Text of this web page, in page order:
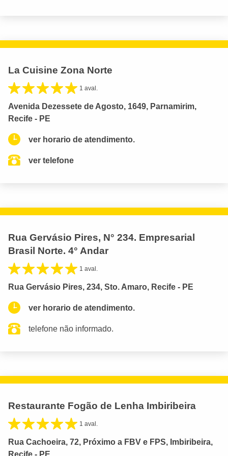
La Cuisine Zona Norte
1 aval.
Avenida Dezessete de Agosto, 1649, Parnamirim,
Recife - PE
ver horario de atendimento.
ver telefone
Rua Gervásio Pires, N° 234. Empresarial
Brasil Norte. 4° Andar
1 aval.
Rua Gervásio Pires, 234, Sto. Amaro, Recife - PE
ver horario de atendimento.
telefone não informado.
Restaurante Fogão de Lenha Imbiribeira
1 aval.
Rua Cachoeira, 72, Próximo a FBV e FPS, Imbiribeira,
Recife - PE